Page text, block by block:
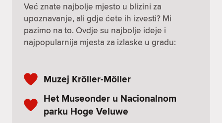
Već znate najbolje mjesto u blizini za
upoznavanje, ali gdje ćete ih izvesti? Mi
pazimo na to. Ovdje su najbolje ideje i
najpopularnija mjesta za izlaske u gradu:
Muzej Kröller-Möller
Het Museonder u Nacionalnom
parku Hoge Veluwe